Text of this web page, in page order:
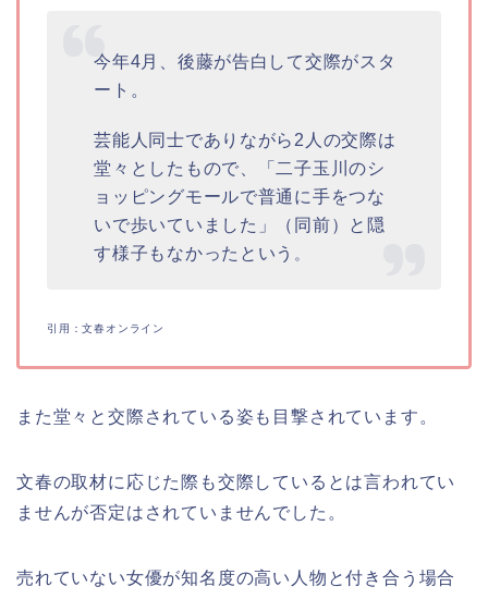
今年4月、後藤が告白して交際がスタ
ート。
芸能人同士でありながら2人の交際は
堂々としたもので、「二子玉川のシ
ョッピングモールで普通に手をつな
いで歩いていました」（同前）と隠
す様子もなかったという 。
引用：文春オンライン
また堂々と交際されている姿も目撃されています。
文春の取材に応じた際も交際しているとは言われてい
ませんが否定はされていませんでした。
売れていない女優が知名度の高い人物と付き合う場合